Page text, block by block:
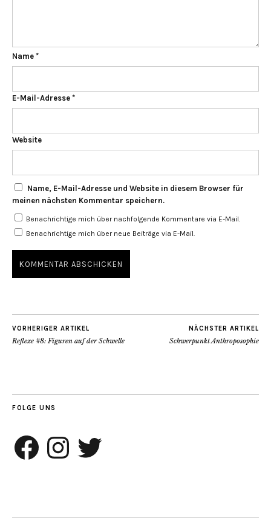
Name *
E-Mail-Adresse *
Website
Name, E-Mail-Adresse und Website in diesem Browser für
meinen nächsten Kommentar speichern.
Benachrichtige mich über nachfolgende Kommentare via E-Mail.
Benachrichtige mich über neue Beiträge via E-Mail.
VORHERIGER ARTIKEL
Reflexe #8: Figuren auf der Schwelle
NÄCHSTER ARTIKEL
Schwerpunkt Anthroposophie
FOLGE UNS
Facebook InstagramTwitter